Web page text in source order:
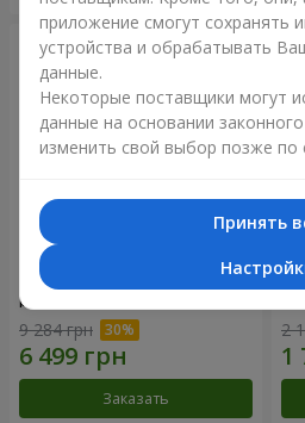
Цветы в коробке "101
розовая роза"
9 284 грн
Заказать
2
приложение смогут сохранять
устройства и обрабатывать
данные.
Некоторые поставщики могут
данные на основании
изменить свой выбор позже по
Принять